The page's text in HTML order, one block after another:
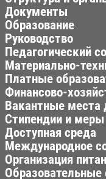
Документы
Образование
Руководство
Педагогический
Материально-
Платные
Финансово-
Вакантные места
Стипендии и
Доступная среда
Международное
Организация
Образовательные